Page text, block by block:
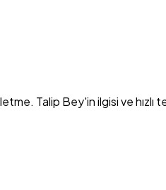
Talip Bey'in ilgisi ve